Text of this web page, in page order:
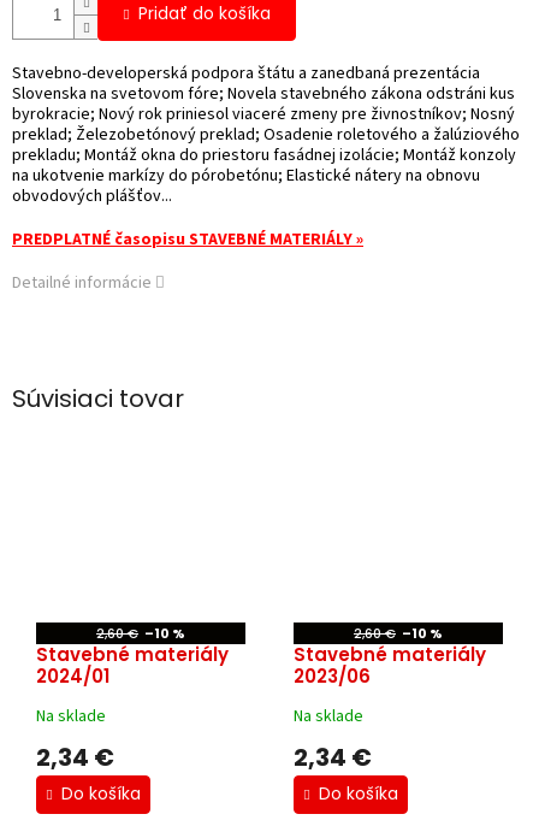
Pridať do košíka
Stavebno-developerská podpora štátu a zanedbaná prezentácia
Slovenska na svetovom fóre; Novela stavebného zákona odstráni kus
byrokracie; Nový rok priniesol viaceré zmeny pre živnostníkov; Nosný
preklad; Železobetónový preklad; Osadenie roletového a žalúziového
prekladu; Montáž okna do priestoru fasádnej izolácie; Montáž konzoly
na ukotvenie markízy do pórobetónu; Elastické nátery na obnovu
obvodových plášťov...
PREDPLATNÉ časopisu STAVEBNÉ MATERIÁLY »
Detailné informácie
Súvisiaci tovar
2,60 € –10 %
Stavebné materiály
2024/01
Na sklade
2,34 €
Do košíka
2,60 € –10 %
Stavebné materiály
2023/06
Na sklade
2,34 €
Do košíka